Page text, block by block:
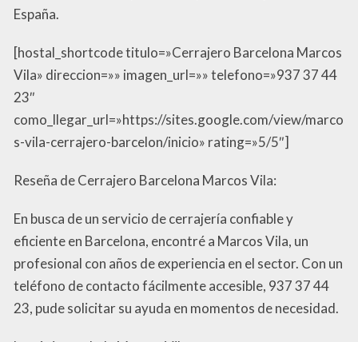
España.
[hostal_shortcode titulo=»Cerrajero Barcelona Marcos
Vila» direccion=»» imagen_url=»» telefono=»937 37 44
23″
como_llegar_url=»https://sites.google.com/view/marco
s-vila-cerrajero-barcelon/inicio» rating=»5/5″]
Reseña de Cerrajero Barcelona Marcos Vila:
En busca de un servicio de cerrajería confiable y
eficiente en Barcelona, encontré a Marcos Vila, un
profesional con años de experiencia en el sector. Con un
teléfono de contacto fácilmente accesible, 937 37 44
23, pude solicitar su ayuda en momentos de necesidad.